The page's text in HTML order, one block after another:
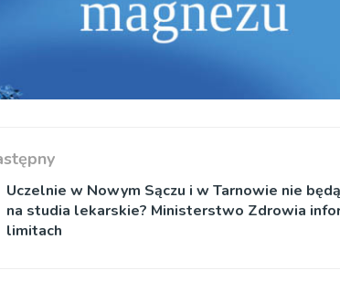
Uczelnie w Nowym Sączu i w Tarnowie nie
na studia lekarskie? Ministerstwo Zdrowia
limitach